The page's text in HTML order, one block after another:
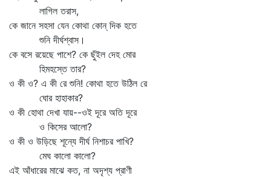
লাগিল তরাস,
কে জানে সহসা যেন কোথা কোন্‌ দিক হতে
শুনি দীর্ঘশ্বাস।
কে বসে রয়েছে পাশে? কে ছুঁইল দেহ মোর
হিমহস্তে তার?
ও কী ও? এ কী রে শুনি! কোথা হতে উঠিল রে
ঘোর হাহাকার?
ও কী হোথা দেখা যায়--ওই দূরে অতি দূরে
ও কিসের আলো?
ও কী ও উড়িছে শূন্যে দীর্ঘ নিশাচর পাখি?
মেঘ কালো কালো?
এই আঁধারের মাঝে কত, না অদৃশ্য প্রাণী